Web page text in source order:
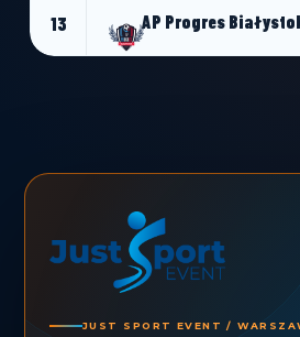
13 AP Progres
JUST SPORT EVENT /